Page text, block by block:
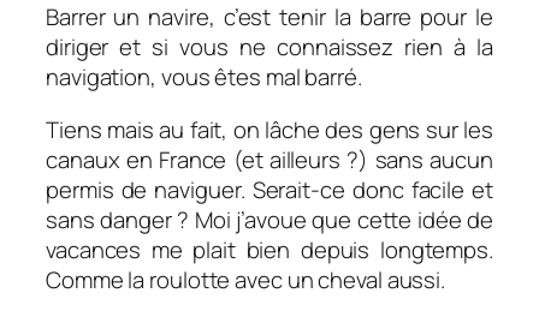
Barrer un navire, c’est tenir la barre pour le
diriger et si vous ne connaissez rien à la
navigation, vous êtes mal barré.
Tiens mais au fait, on lâche des gens sur les
canaux en France (et ailleurs ?) sans aucun
permis de naviguer. Serait-ce donc facile et
sans danger ? Moi j’avoue que cette idée de
vacances me plait bien depuis longtemps.
Comme la roulotte avec un cheval aussi.